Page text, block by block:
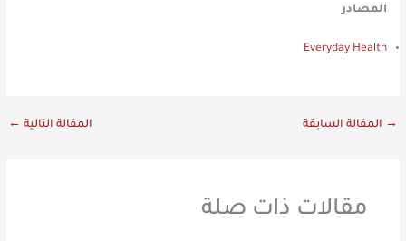
المصادر
Everyday Health
→ المقالة السابقة المقالة التالية ←
مقالات ذات صلة